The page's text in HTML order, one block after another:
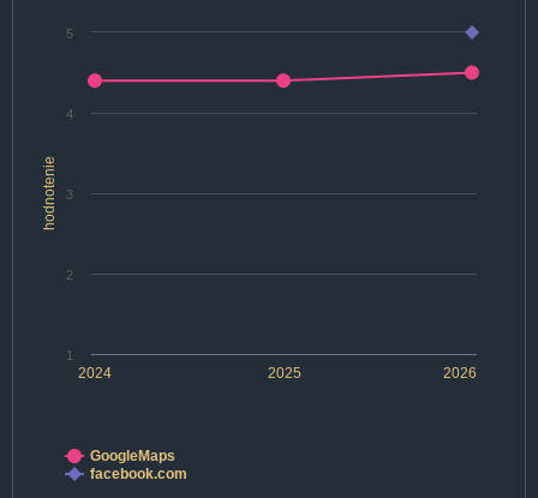
hodnotenie
2024 2025 2026
1
2
3
4
5
GoogleMaps
facebook.com